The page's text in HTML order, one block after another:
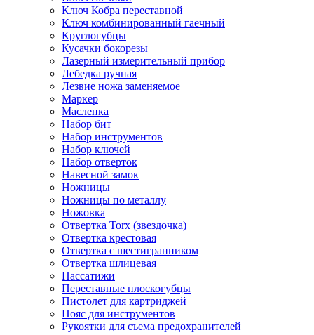
Ключ Кобра переставной
Ключ комбинированный гаечный
Круглогубцы
Кусачки бокорезы
Лазерный измерительный прибор
Лебедка ручная
Лезвие ножа заменяемое
Маркер
Масленка
Набор бит
Набор инструментов
Набор ключей
Набор отверток
Навесной замок
Ножницы
Ножницы по металлу
Ножовка
Отвертка Torx (звездочка)
Отвертка крестовая
Отвертка с шестигранником
Отвертка шлицевая
Пассатижи
Переставные плоскогубцы
Пистолет для картриджей
Пояс для инструментов
Рукоятки для съема предохранителей